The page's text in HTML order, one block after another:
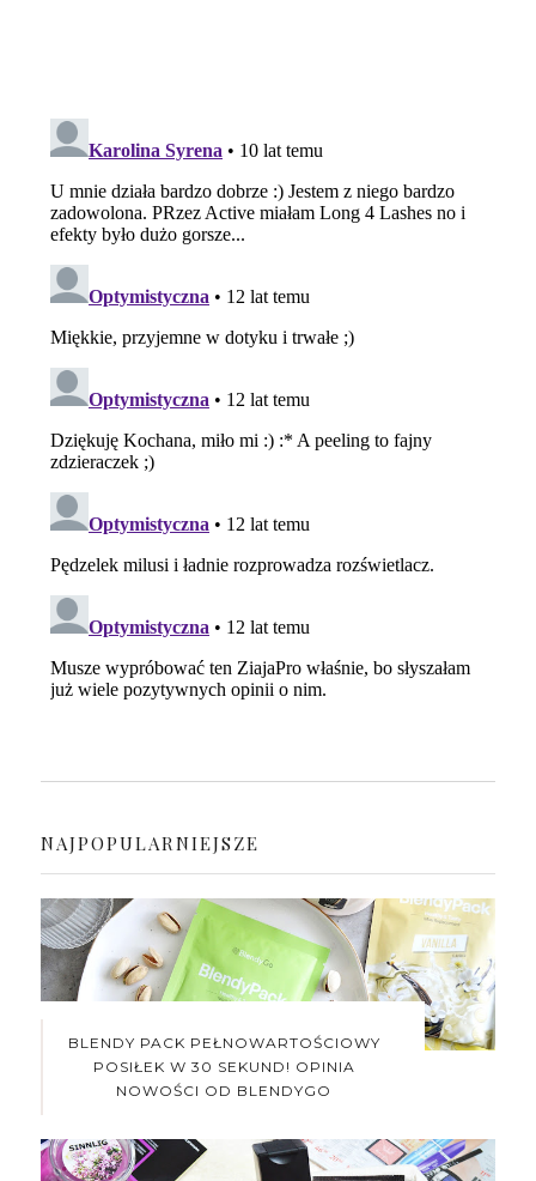
NAJPOPULARNIEJSZE
BLENDY PACK PEŁNOWARTOŚCIOWY
POSIŁEK W 30 SEKUND! OPINIA
NOWOŚCI OD BLENDYGO